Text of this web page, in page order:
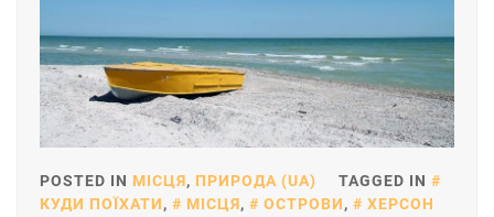
POSTED IN МІСЦЯ, ПРИРОДА (UA)
TAGGED IN
КУДИ ПОЇХАТИ, МІСЦЯ, ОСТРОВИ,
ХЕРСОН